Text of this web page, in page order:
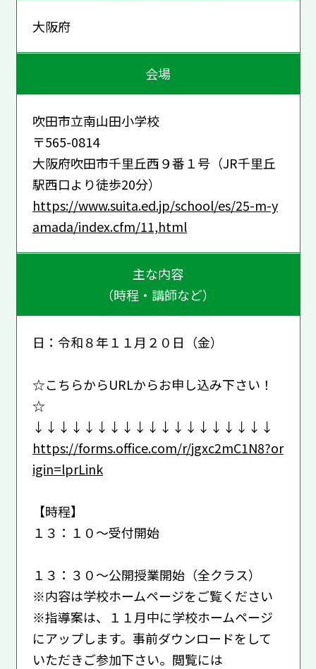
大阪府
会場
吹田市立南山田小学校
〒565-0814
大阪府吹田市千里丘西９番１号（JR千里丘
駅西口より徒歩20分）
https://www.suita.ed.jp/school/es/25-m-y
amada/index.cfm/11,html
主な内容
（時程・講師など）
日：令和８年１１月２０日（金）
☆こちらからURLからお申し込み下さい！
☆
↓↓↓↓↓↓↓↓↓↓↓↓↓↓↓↓↓↓↓
https://forms.office.com/r/jgxc2mC1N8?or
igin=lprLink
【時程】
１３：１０～受付開始
１３：３０～公開授業開始（全クラス）
※内容は学校ホームページをご覧ください
※指導案は、１１月中に学校ホームページ
にアップします。事前ダウンロードをして
いただきご参加下さい。閲覧には